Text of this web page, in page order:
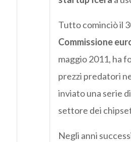
Tutto cominciò il
Commissione
maggio 2011, ha
prezzi predatori
inviato una serie
settore dei
Negli anni